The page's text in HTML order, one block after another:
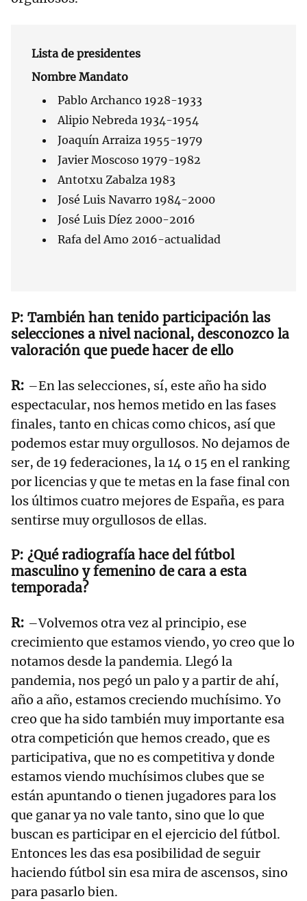
Lista de presidentes
Nombre Mandato
Pablo Archanco 1928-1933
Alipio Nebreda 1934-1954
Joaquín Arraiza 1955-1979
Javier Moscoso 1979-1982
Antotxu Zabalza 1983
José Luis Navarro 1984-2000
José Luis Díez 2000-2016
Rafa del Amo 2016-actualidad
También han tenido participación las
selecciones a nivel nacional, desconozco la
valoración que puede hacer de ello
–En las selecciones, sí, este año ha sido
espectacular, nos hemos metido en las fases
finales, tanto en chicas como chicos, así que
podemos estar muy orgullosos. No dejamos de
ser, de 19 federaciones, la 14 o 15 en el ranking
por licencias y que te metas en la fase final con
los últimos cuatro mejores de España, es para
sentirse muy orgullosos de ellas.
¿Qué radiografía hace del fútbol
masculino y femenino de cara a esta
temporada?
–Volvemos otra vez al principio, ese
crecimiento que estamos viendo, yo creo que lo
notamos desde la pandemia. Llegó la
pandemia, nos pegó un palo y a partir de ahí,
año a año, estamos creciendo muchísimo. Yo
creo que ha sido también muy importante esa
otra competición que hemos creado, que es
participativa, que no es competitiva y donde
estamos viendo muchísimos clubes que se
están apuntando o tienen jugadores para los
que ganar ya no vale tanto, sino que lo que
buscan es participar en el ejercicio del fútbol.
Entonces les das esa posibilidad de seguir
haciendo fútbol sin esa mira de ascensos, sino
para pasarlo bien.